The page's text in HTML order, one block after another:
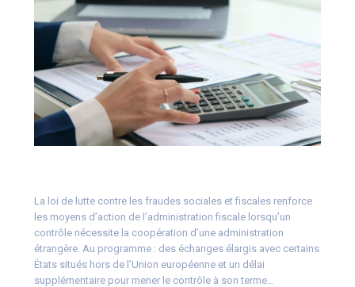
La loi de lutte contre les fraudes sociales et fiscales renforce
les moyens d’action de l’administration fiscale lorsqu’un
contrôle nécessite la coopération d’une administration
étrangère. Au programme : des échanges élargis avec certains
États situés hors de l’Union européenne et un délai
supplémentaire pour mener le contrôle à son terme…